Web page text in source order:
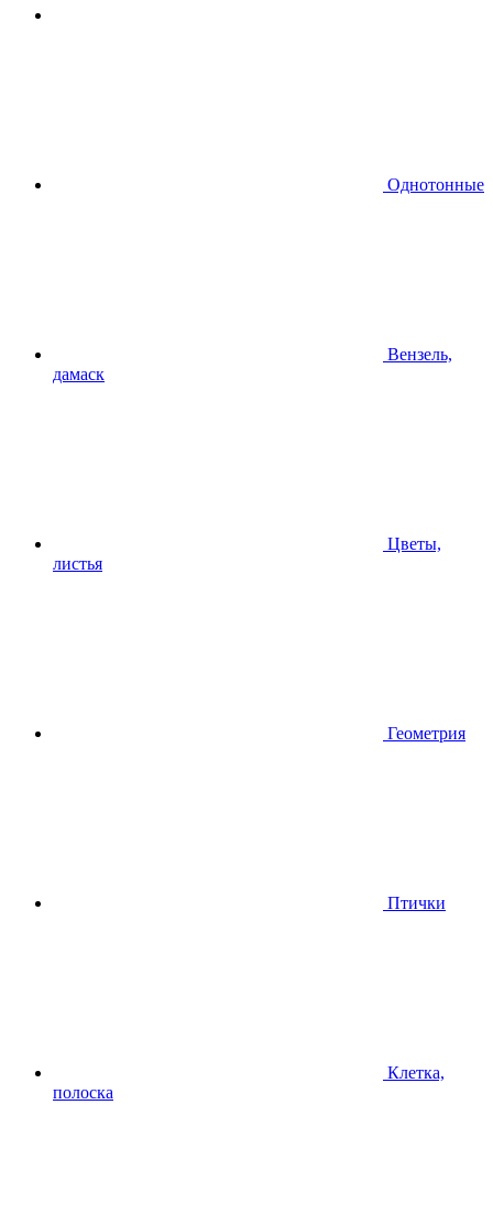
Однотонные
Вензель,
дамаск
Цветы,
листья
Геометрия
Птички
Клетка,
полоска